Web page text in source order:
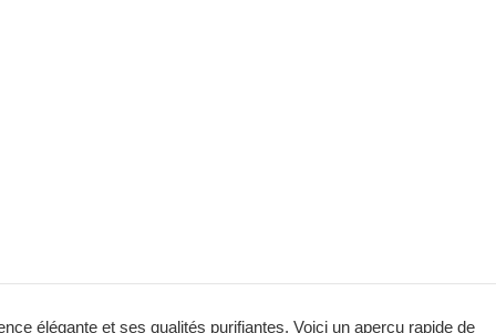
élégante et ses qualités purifiantes. Voici un aperçu rapide de